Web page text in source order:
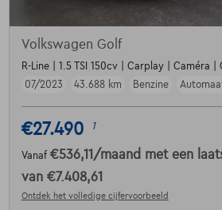
Volkswagen Golf
R-Line | 1.5 TSI 150cv | Carplay | Caméra |
07/2023
43.688 km Benzine
€27.490 1
Vanaf €536,11 /maand met een
van €7.408,61
Ontdek het volledige cijfervoorbeeld